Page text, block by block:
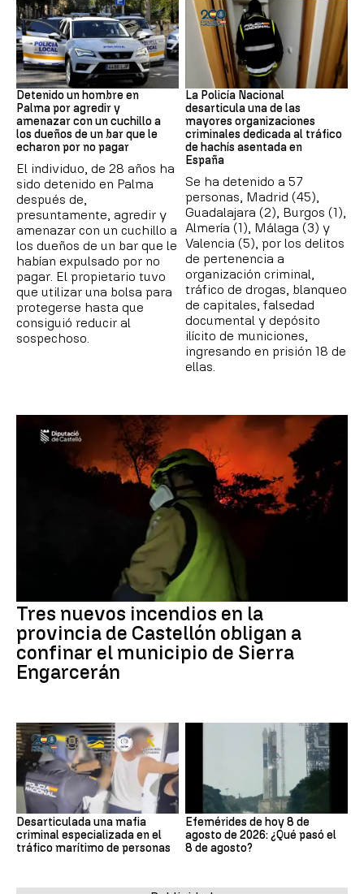
Detención
Detenido un hombre en
Palma por agredir y
amenazar con un cuchillo a
los dueños de un bar que le
echaron por no pagar
El individuo, de 28 años ha
sido detenido en Palma
después de,
presuntamente, agredir y
amenazar con un cuchillo a
los dueños de un bar que le
habían expulsado por no
pagar. El propietario tuvo
que utilizar una bolsa para
protegerse hasta que
consiguió reducir al
sospechoso.
Narcotrafico
La Policía Nacional
desarticula una de las
mayores organizaciones
criminales dedicada al tráfico
de hachís asentada en
España
Se ha detenido a 57
personas, Madrid (45),
Guadalajara (2), Burgos (1),
Almería (1), Málaga (3) y
Valencia (5), por los delitos
de pertenencia a
organización criminal,
tráfico de drogas, blanqueo
de capitales, falsedad
documental y depósito
ilícito de municiones,
ingresando en prisión 18 de
ellas.
Tres nuevos incendios en la
provincia de Castellón obligan a
confinar el municipio de Sierra
Engarcerán
Desarticulada una mafia
criminal especializada en el
tráfico marítimo de personas
Efemérides de hoy 8 de
agosto de 2026: ¿Qué pasó el
8 de agosto?